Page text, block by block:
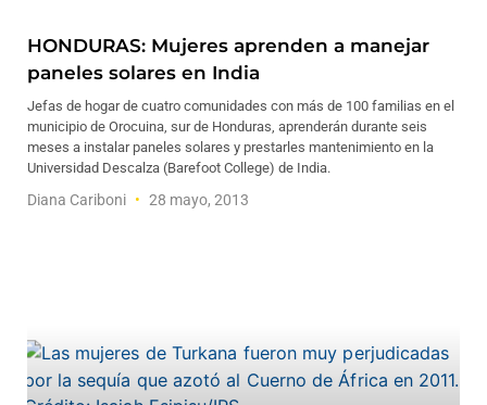
HONDURAS: Mujeres aprenden a manejar
paneles solares en India
Jefas de hogar de cuatro comunidades con más de 100 familias en el
municipio de Orocuina, sur de Honduras, aprenderán durante seis
meses a instalar paneles solares y prestarles mantenimiento en la
Universidad Descalza (Barefoot College) de India.
Diana Cariboni 28 mayo, 2013